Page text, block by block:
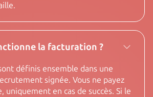
la facturation ?
définis ensemble dans une
signée. Vous ne payez
uniquement en cas de succès. Si le